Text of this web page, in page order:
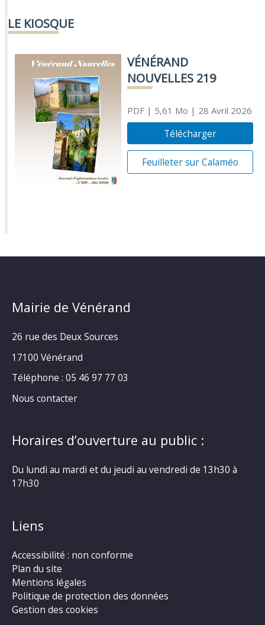
LE KIOSQUE
VÉNÉRAND
NOUVELLES 219
PDF| 5,61 Mo | 28 Avril 2026
Télécharger
Feuilleter sur Calaméo
Mairie de Vénérand
26 rue des Deux Sources
17100 Vénérand
Téléphone : 05 46 97 77 03
Nous contacter
Horaires d’ouverture au public :
Du lundi au mardi et du jeudi au vendredi de 13h30 à
17h30
Liens
Accessibilité : non conforme
Plan du site
Mentions légales
Politique de protection des données
Gestion des cookies